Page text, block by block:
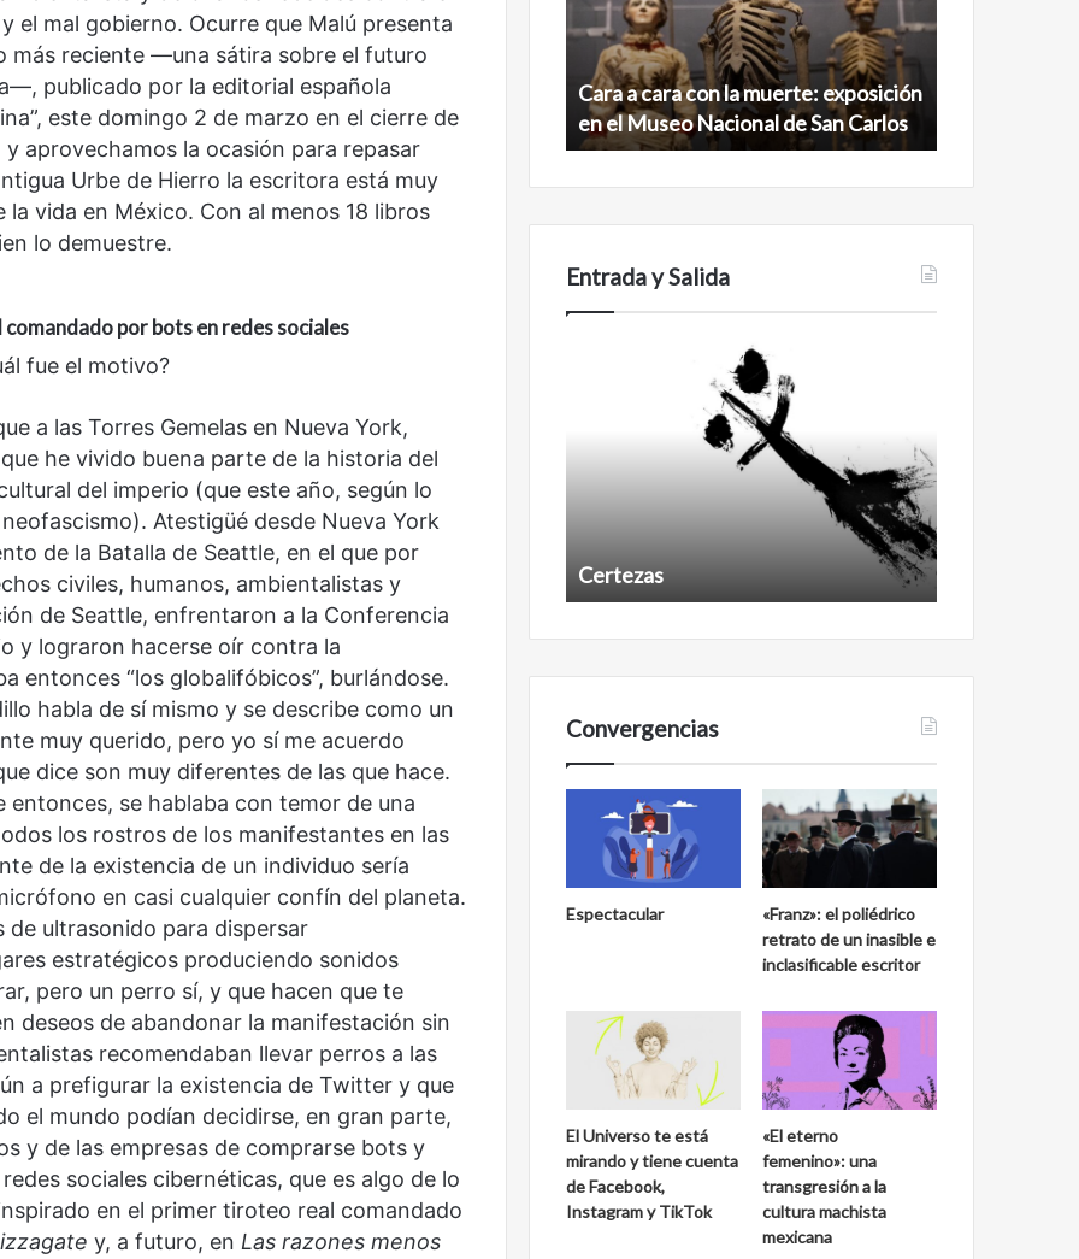
el mal gobierno. Ocurre que Malú presenta
más reciente —una sátira sobre el futuro
publicado por la editorial española
este domingo 2 de marzo en el cierre de
aprovechamos la ocasión para repasar
Urbe de Hierro la escritora está muy
vida en México. Con al menos 18 libros
lo demuestre.
por bots en redes sociales
fue el motivo?
a las Torres Gemelas en Nueva York,
he vivido buena parte de la historia del
del imperio (que este año, según lo
Atestigüé desde Nueva York
de la Batalla de Seattle, en el que por
civiles, humanos, ambientalistas y
de Seattle, enfrentaron a la Conferencia
y lograron hacerse oír contra la
entonces “los globalifóbicos”, burlándose.
habla de sí mismo y se describe como un
muy querido, pero yo sí me acuerdo
dice son muy diferentes de las que hace.
entonces, se hablaba con temor de una
los rostros de los manifestantes en las
de la existencia de un individuo sería
en casi cualquier confín del planeta.
de ultrasonido para dispersar
estratégicos produciendo sonidos
pero un perro sí, y que hacen que te
deseos de abandonar la manifestación sin
recomendaban llevar perros a las
a prefigurar la existencia de Twitter y que
el mundo podían decidirse, en gran parte,
y de las empresas de comprarse bots y
sociales cibernéticas, que es algo de lo
en el primer tiroteo real comandado
y, a futuro, en Las razones menos
nuevo espacio
voces:
la
diversidad
de
la
letras
mexicanas
en
una
Nunca más sin todas las voces: la
diversidad de la letras mexicanas en
una nueva colección digital
muerte:
exposición
el
Museo
Nacional
Carlos
Cara a cara con la muerte: exposición
en el Museo Nacional de San Carlos
al
de
Entrada y Salida
amor
No murió de amor Certezas
Convergencias
Espectacular
«Franz»: el poliédrico
retrato de un inasible e
inclasificable escritor
El Universo te está
mirando y tiene cuenta
de Facebook,
Instagram y TikTok
«El eterno
femenino»: una
transgresión a la
cultura machista
mexicana